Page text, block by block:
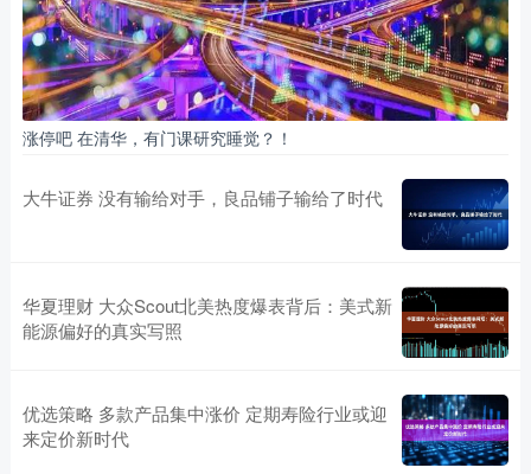
涨停吧 在清华，有门课研究睡觉？！
大牛证券 没有输给对手，良品铺子输给了时代
华夏理财 大众Scout北美热度爆表背后：美式新
能源偏好的真实写照
优选策略 多款产品集中涨价 定期寿险行业或迎
来定价新时代